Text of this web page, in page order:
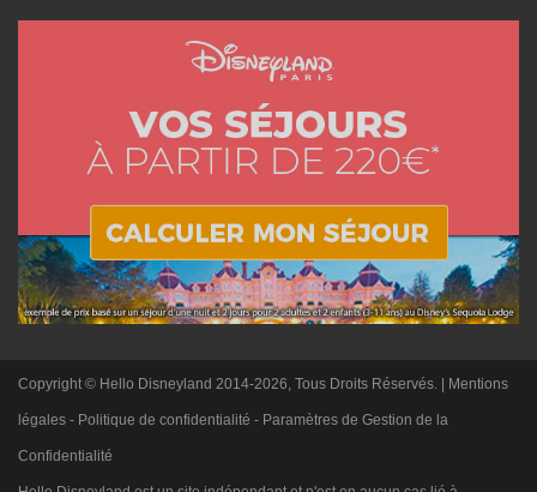
Copyright © Hello Disneyland 2014-2026, Tous Droits Réservés. | Mentions
légales - Politique de confidentialité - Paramètres de Gestion de la
Confidentialité